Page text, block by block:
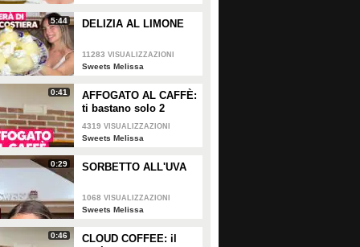
5:44 DELIZIA AL LIMONE
11283 VISUALIZZAZIONI
Sweets Melissa
0:41
AFFOGATO AL CAFFÈ:
ti bastano solo 2
INGREDIENTI!
4319 VISUALIZZAZIONI
Sweets Melissa
0:29 SORBETTO ALL'UVA
1068 VISUALIZZAZIONI
Sweets Melissa
0:46
CLOUD COFFEE: il